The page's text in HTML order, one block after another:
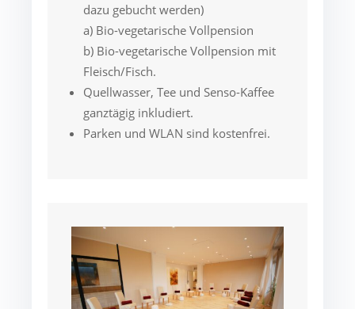
dazu gebucht werden)
a) Bio-vegetarische Vollpension
b) Bio-vegetarische Vollpension mit
Fleisch/Fisch.
Quellwasser, Tee und Senso-Kaffee
ganztägig inkludiert.
Parken und WLAN sind kostenfrei.